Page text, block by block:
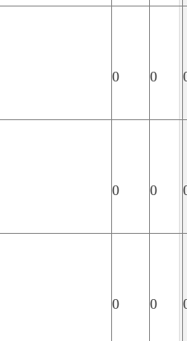
0
0
0
0
0
0